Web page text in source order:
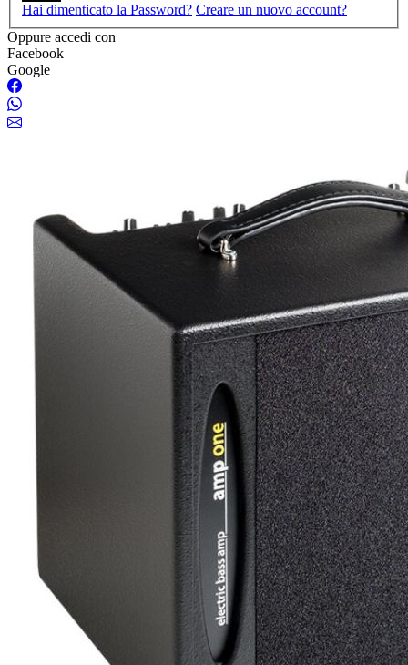
Hai dimenticato la Password? Creare un nuovo account?
Oppure accedi con
Facebook
Google